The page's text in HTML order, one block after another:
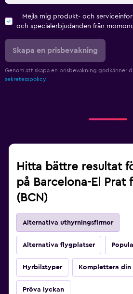
Mejla mig produkt- och
och specialerbjudanden från
Skapa en prisbevakning
Genom att skapa en prisbevakning godkänner
sekretesspolicy.
Hitta bättre resultat
på Barcelona-El Prat
(BCN)
Alternativa uthyrningsfirmor
Alternativa flygplatser
Hyrbilstyper Komplettera din
Pröva lyckan